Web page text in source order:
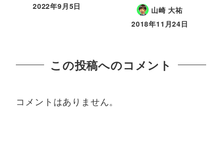
2022年9月5日
山崎 大祐
2018年11月24日
この投稿へのコメント
コメントはありません。